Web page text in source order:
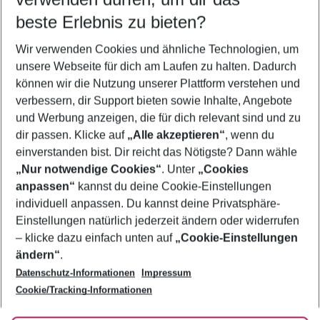
5-8 Nächte
2 Erwachsene Keine Kinder
Mehr Filter anzeigen
Footer
Footer navigation
Über uns
AGB
Bestpreisgarantie
Cookie-Einstellungen ändern
Cookie-Richtlinie
Agenturbetreuung
Barrierefreies Reisen
Folge uns
beste Erlebnis zu bieten?
Wir verwenden Cookies und ähnliche Technologien, um
unsere Webseite für dich am Laufen zu halten. Dadurch
können wir die Nutzung unserer Plattform verstehen und
verbessern, dir Support bieten sowie Inhalte, Angebote
und Werbung anzeigen, die für dich relevant sind und zu
dir passen. Klicke auf „Alle akzeptieren“, wenn du
einverstanden bist. Dir reicht das Nötigste? Dann wähle
„Nur notwendige Cookies“. Unter „Cookies
anpassen“ kannst du deine Cookie-Einstellungen
individuell anpassen. Du kannst deine Privatsphäre-
Einstellungen natürlich jederzeit ändern oder widerrufen
– klicke dazu einfach unten auf „Cookie-Einstellungen
ändern“.
Datenschutz-Informationen
Impressum
Cookie/Tracking-Informationen